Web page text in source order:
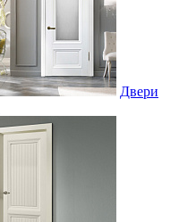
Двери